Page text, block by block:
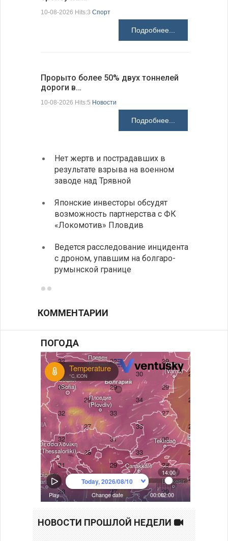
10-08-2026 Hits:3 Спорт
Подробнее...
Прорыто более 50% двух тоннелей
дороги в…
10-08-2026 Hits:5 Новости
Подробнее...
Нет жертв и пострадавших в
результате взрыва на военном
заводе над Трявной
Японские инвесторы обсудят
возможность партнерства с ФК
«Локомотив» Пловдив
Ведется расследование инцидента
с дроном, упавшим на болгаро-
румынской границе
КОММЕНТАРИИ
ПОГОДА
НОВОСТИ ПРОШЛОЙ НЕДЕЛИ